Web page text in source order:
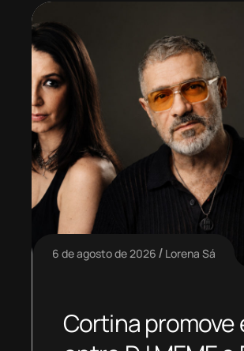
6 de agosto de 2026 Lorena Sá
Cortina